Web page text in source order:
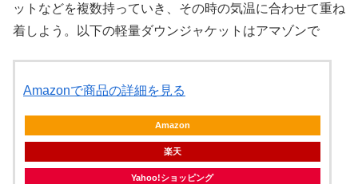
ットなどを複数持っていき、その時の気温に合わせて重ね
着しよう。以下の軽量ダウンジャケットはアマゾンで
Amazonで商品の詳細を見る
Amazon
楽天
Yahoo!ショッピング